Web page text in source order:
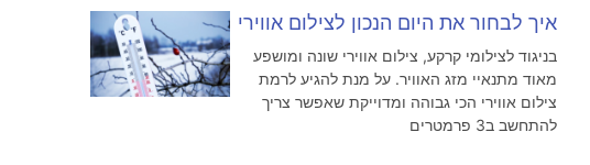
איך לבחור את היום הנכון לצילום אווירי
בניגוד לצילומי קרקע, צילום אווירי שונה ומושפע
מאוד מתנאיי מזג האוויר. על מנת להגיע לרמת
צילום אווירי הכי גבוהה ומדוייקת שאפשר צריך
להתחשב ב3 פרמטרים